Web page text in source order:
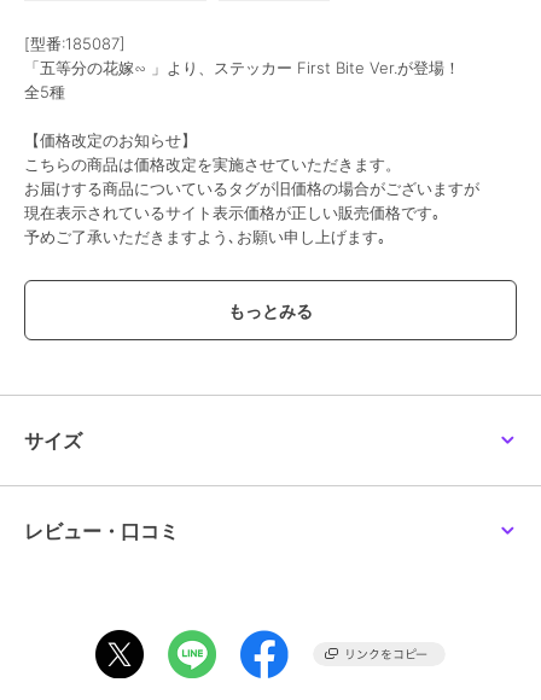
[型番:185087]
「五等分の花嫁∽ 」より、ステッカー First Bite Ver.が登場！
全5種
【価格改定のお知らせ】
こちらの商品は価格改定を実施させていただきます。
お届けする商品についているタグが旧価格の場合がございますが
現在表示されているサイト表示価格が正しい販売価格です｡
予めご了承いただきますよう､お願い申し上げます｡
ショップ コレイズ
商品カテゴリ
サイズ
レビュー・口コミ